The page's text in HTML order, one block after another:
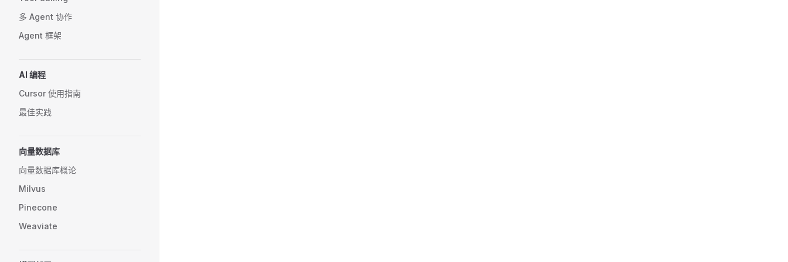
多 Agent 协作
Agent 框架
AI 编程
Cursor 使用指南
最佳实践
向量数据库
向量数据库概论
Milvus
Pinecone
Weaviate